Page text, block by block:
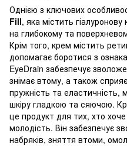
Однією з ключових
Fill, яка містить
на глибокому та
Крім того, крем містить
допомагає боротися з
EyeDrain забезпечує
знімає втому, а також
пружність та еластичність,
шкіру гладкою та сяючою.
це продукт для тих, хто хоче
молодість. Він забезпечує
набряків, зняття втоми,